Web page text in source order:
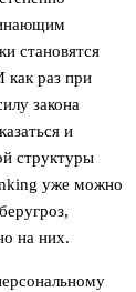
становятся
как раз при
закона
и
структуры
уже можно
на них.